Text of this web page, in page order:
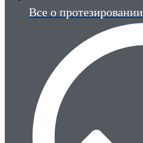
Все о протезировании